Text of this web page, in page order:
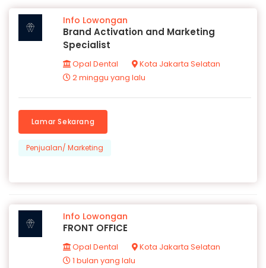
Info Lowongan
Brand Activation and Marketing
Specialist
Opal Dental
Kota Jakarta Selatan
2 minggu yang lalu
Lamar Sekarang
Penjualan/ Marketing
Info Lowongan
FRONT OFFICE
Opal Dental
Kota Jakarta Selatan
1 bulan yang lalu